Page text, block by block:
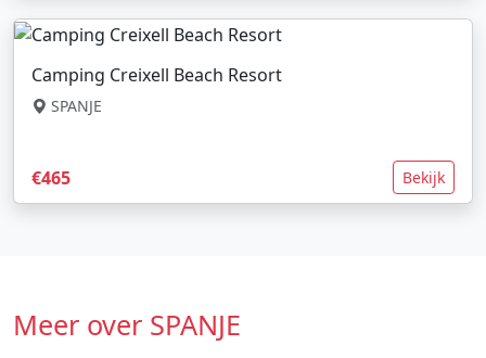
Camping Creixell Beach Resort
SPANJE
€465 Bekijk
Meer over SPANJE